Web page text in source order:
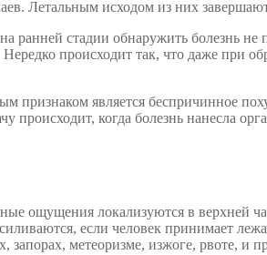
Летальным исходом из них
ранней стадии обнаружить болезнь
происходит так, что даже при
является беспричинное
происходит, когда болезнь нанесла
ощущения локализуются в верхней
если человек принимает
метеоризме, изжоге, рвоте, и